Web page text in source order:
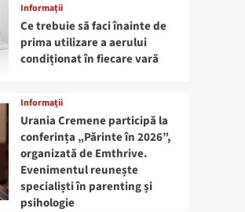
Informații
Ce trebuie să faci înainte de
prima utilizare a aerului
condiționat în fiecare vară
Informații
Urania Cremene participă la
conferința „Părinte în 2026”,
organizată de Emthrive.
Evenimentul reunește
specialiști în parenting și
psihologie